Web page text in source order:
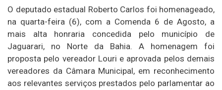
O deputado estadual Roberto Carlos foi homenageado,
na quarta-feira (6), com a Comenda 6 de Agosto, a
mais alta honraria concedida pelo município de
Jaguarari, no Norte da Bahia. A homenagem foi
proposta pelo vereador Louri e aprovada pelos demais
vereadores da Câmara Municipal, em reconhecimento
aos relevantes serviços prestados pelo parlamentar ao